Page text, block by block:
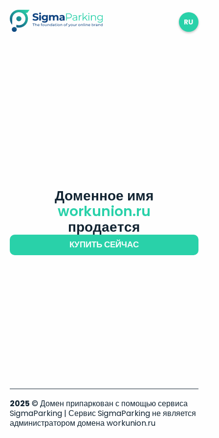
RU
Доменное имя
workunion.ru
продается
КУПИТЬ СЕЙЧАС
2025 © Домен припаркован с помощью сервиса
SigmaParking | Сервис SigmaParking не является
администратором домена workunion.ru